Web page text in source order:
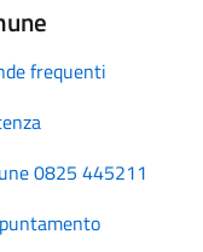
frequenti
0825 445211